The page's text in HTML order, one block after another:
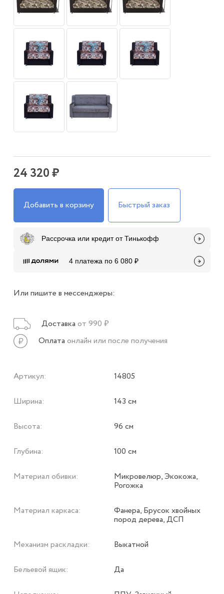
24 320 ₽
Добавить в корзину Быстрый заказ
Рассрочка или кредит от Тинькофф
4 платежа по 6 080 ₽
Или пишите в мессенджеры:
Доставка от 990 ₽
Оплата онлайн или после получения
Артикул: 14805
Ширина: 143 см
Высота: 96 см
Глубина: 100 см
Материал обивки: Микровелюр, Экокожа,
Рогожка
Материал каркаса: Фанера, Брусок хвойных
пород дерева, ДСП
Механизм раскладки: Выкатной
Бельевой ящик: Да